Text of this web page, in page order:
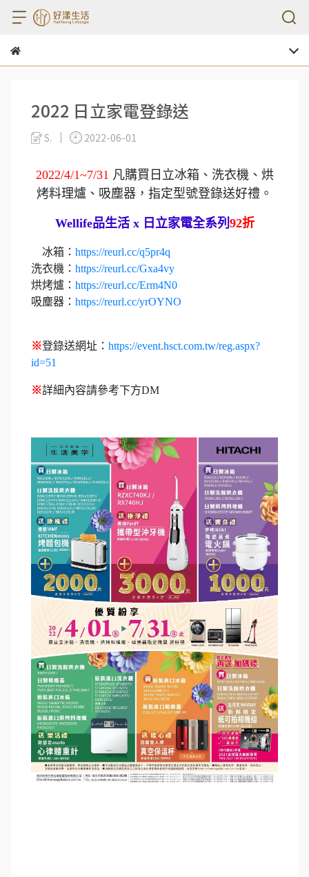
2022 日立家電登錄送
S. 2022-06-01
2022/4/1~7/31 凡購買日立冰箱、洗衣機、烘
烤料理爐、吸塵器，指定型號登錄送好禮。
Wellife品生活 x 日立家電全系列 92折
​​​​​​​​​​​​​​​​​​​​​ 冰箱： https://reurl.cc/q5pr4q
洗衣機： https://reurl.cc/Gxa4vy
烘烤爐： https://reurl.cc/Erm4N0
吸塵器： https://reurl.cc/yrOYNO
※登錄送網址： https://event.hsct.com.tw/reg.aspx?
id=51
※詳細內容請參考下方DM